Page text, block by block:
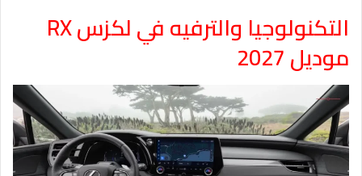
التكنولوجيا والترفيه في لكزس RX
موديل 2027